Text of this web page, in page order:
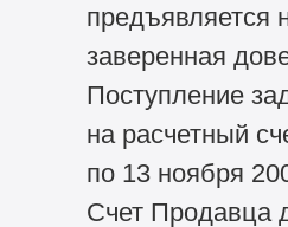
предъявляется
заверенная
Поступление
на расчетный
по 13 ноября
Счет Продавца